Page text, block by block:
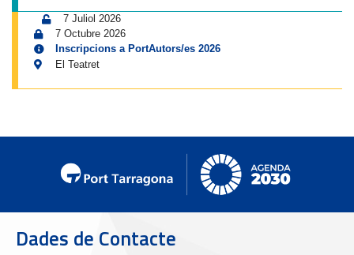
7 Juliol 2026
7 Octubre 2026
Inscripcions a PortAutors/es 2026
El Teatret
Dades de Contacte